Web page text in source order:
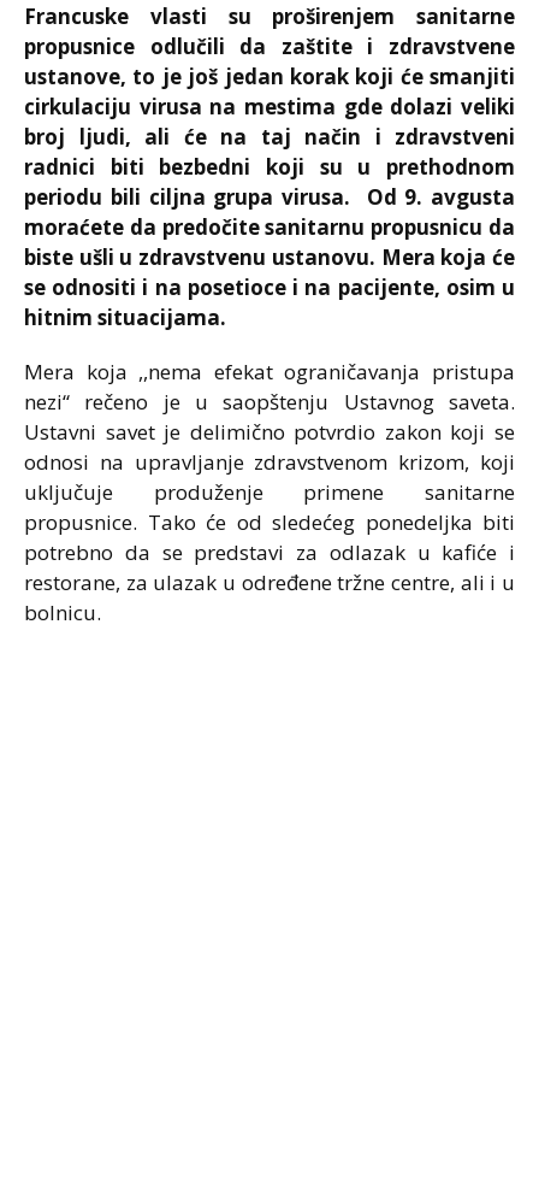
Francuske vlasti su proširenjem sanitarne
propusnice odlučili da zaštite i zdravstvene
ustanove, to je još jedan korak koji će smanjiti
cirkulaciju virusa na mestima gde dolazi veliki
broj ljudi, ali će na taj način i zdravstveni
radnici biti bezbedni koji su u prethodnom
periodu bili ciljna grupa virusa. Od 9. avgusta
moraćete da predočite sanitarnu propusnicu da
biste ušli ​​u zdravstvenu ustanovu. Mera koja će
se odnositi i na posetioce i na pacijente, osim u
hitnim situacijama.
Mera koja ,,nema efekat ograničavanja pristupa
nezi“ rečeno je u saopštenju Ustavnog saveta.
Ustavni savet je delimično potvrdio zakon koji se
odnosi na upravljanje zdravstvenom krizom, koji
uključuje produženje primene sanitarne
propusnice. Tako će od sledećeg ponedeljka biti
potrebno da se predstavi za odlazak u kafiće i
restorane, za ulazak u određene tržne centre, ali i u
bolnicu.